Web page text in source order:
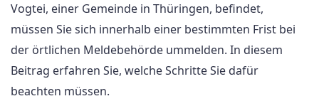
Vogtei, einer Gemeinde in Thüringen, befindet,
müssen Sie sich innerhalb einer bestimmten Frist bei
der örtlichen Meldebehörde ummelden. In diesem
Beitrag erfahren Sie, welche Schritte Sie dafür
beachten müssen.